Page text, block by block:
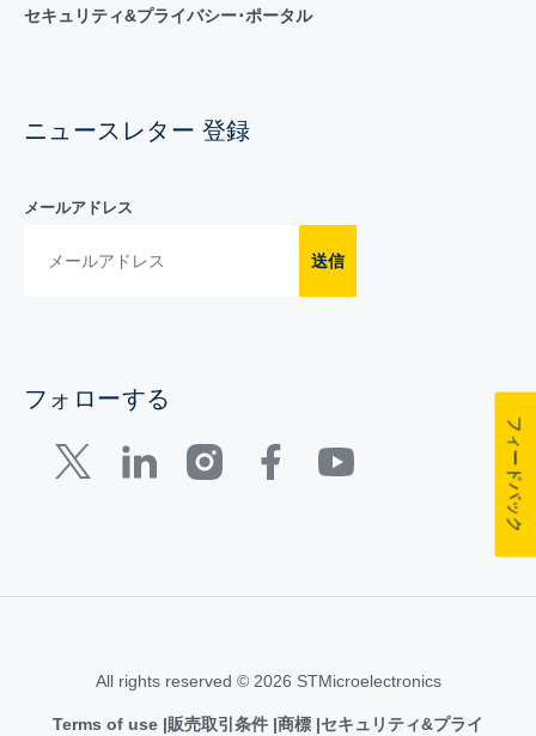
セキュリティ&プライバシー･ポータル
ニュースレター 登録
メールアドレス
送信
フォローする
All rights reserved © 2026 STMicroelectronics
Terms of use 販売取引条件 商標 セキュリティ&プライ
フィードバック